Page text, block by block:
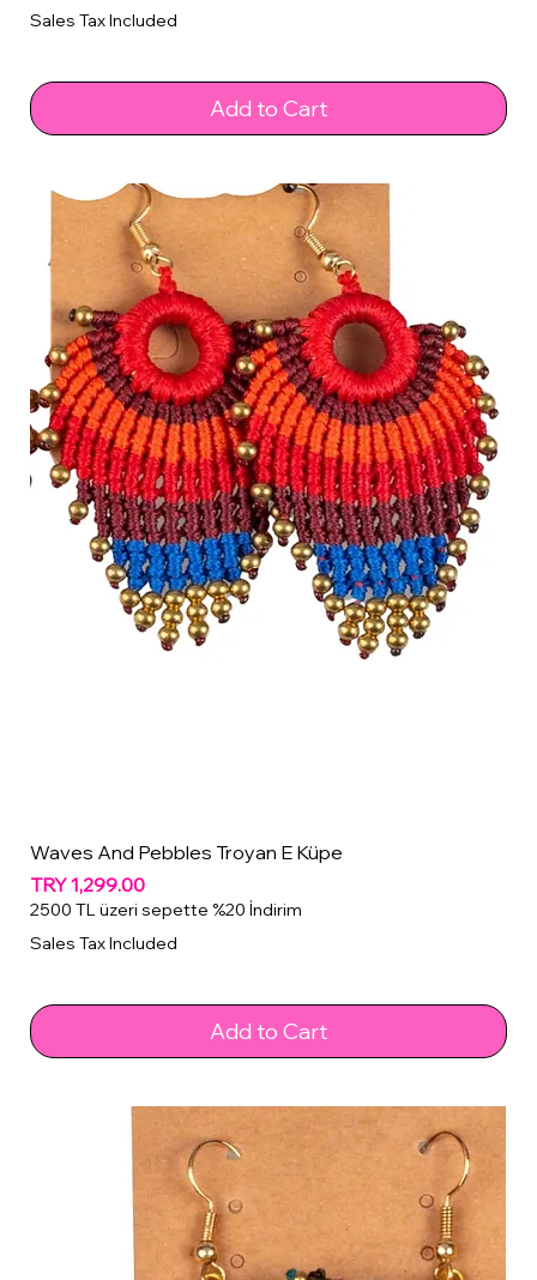
Sales Tax Included
Add to Cart
Waves And Pebbles Troyan E Küpe
Price
TRY 1,299.00
2500 TL üzeri sepette %20 İndirim
Sales Tax Included
Add to Cart